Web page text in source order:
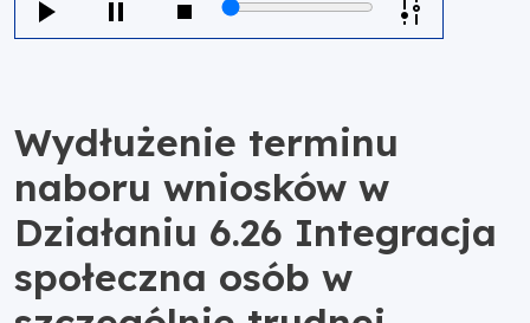
Wydłużenie terminu
naboru wniosków w
Działaniu 6.26 Integracja
społeczna osób w